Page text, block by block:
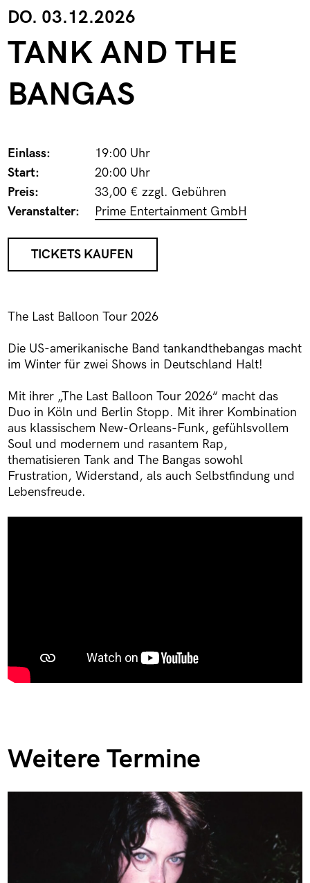
DO. 03.12.2026
TANK AND THE
BANGAS
Einlass:
19:00 Uhr
Start:
20:00 Uhr
Preis:
33,00 € zzgl. Gebühren
Veranstalter:
Prime Entertainment GmbH
TICKETS KAUFEN
The Last Balloon Tour 2026
Die US-amerikanische Band tankandthebangas macht
im Winter für zwei Shows in Deutschland Halt!
Mit ihrer „The Last Balloon Tour 2026“ macht das
Duo in Köln und Berlin Stopp. Mit ihrer Kombination
aus klassischem New-Orleans-Funk, gefühlsvollem
Soul und modernem und rasantem Rap,
thematisieren Tank and The Bangas sowohl
Frustration, Widerstand, als auch Selbstfindung und
Lebensfreude.
Weitere Termine